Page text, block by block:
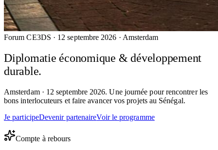
Forum CE3DS · 12 septembre 2026 · Amsterdam
Diplomatie économique &développement
durable.
Amsterdam · 12 septembre 2026. Une journée pour rencontrer les
bons interlocuteurs et faire avancer vos projets au Sénégal.
Je participeDevenir partenaireVoir le programme
Compte à rebours